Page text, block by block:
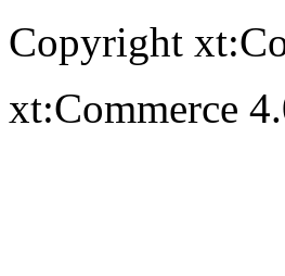
Copyright
xt:Commerce